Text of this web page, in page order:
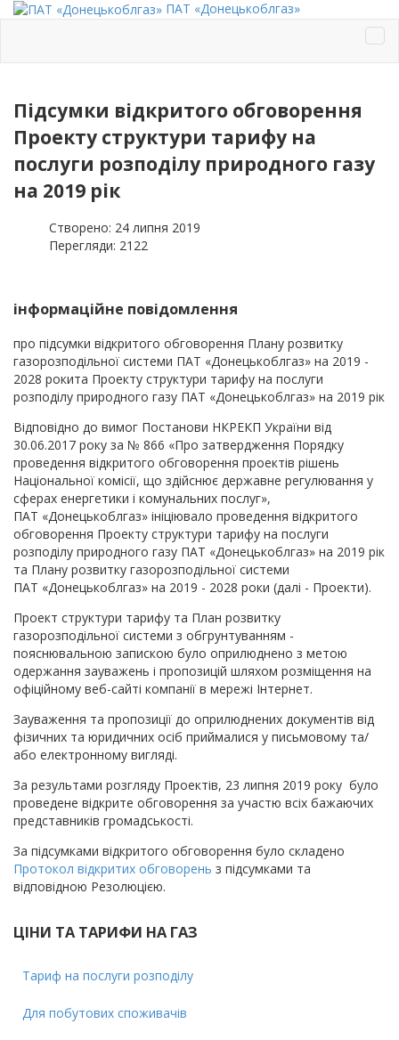
ПАТ «Донецькоблгаз»
Підсумки відкритого обговорення
Проекту структури тарифу на
послуги розподілу природного газу
на 2019 рік
Створено: 24 липня 2019
Перегляди: 2122
інформаційне повідомлення
про підсумки відкритого обговорення Плану розвитку
газорозподільної системи ПАТ «Донецькоблгаз» на 2019 -
2028 рокита Проекту структури тарифу на послуги
розподілу природного газу ПАТ «Донецькоблгаз» на 2019 рік
Відповідно до вимог Постанови НКРЕКП України від
30.06.2017 року за № 866 «Про затвердження Порядку
проведення відкритого обговорення проектів рішень
Національної комісії, що здійснює державне регулювання у
сферах енергетики і комунальних послуг»,
ПАТ «Донецькоблгаз» ініціювало проведення відкритого
обговорення Проекту структури тарифу на послуги
розподілу природного газу ПАТ «Донецькоблгаз» на 2019 рік
та Плану розвитку газорозподільної системи
ПАТ «Донецькоблгаз» на 2019 - 2028 роки (далі - Проекти).
Проект структури тарифу та План розвитку
газорозподільної системи з обгрунтуванням -
пояснювальною запискою було оприлюднено з метою
одержання зауважень і пропозицій шляхом розміщення на
офіційному веб-сайті компанії в мережі Інтернет.
Зауваження та пропозиції до оприлюднених документів від
фізичних та юридичних осіб приймалися у письмовому та/
або електронному вигляді.
За результами розгляду Проектів, 23 липня 2019 року було
проведене відкрите обговорення за участю всіх бажаючих
представників громадськості.
За підсумками відкритого обговорення було складено
Протокол відкритих обговорень з підсумками та
відповідною Резолюцією.
ЦІНИ ТА ТАРИФИ НА ГАЗ
Тариф на послуги розподілу
Для побутових споживачiв